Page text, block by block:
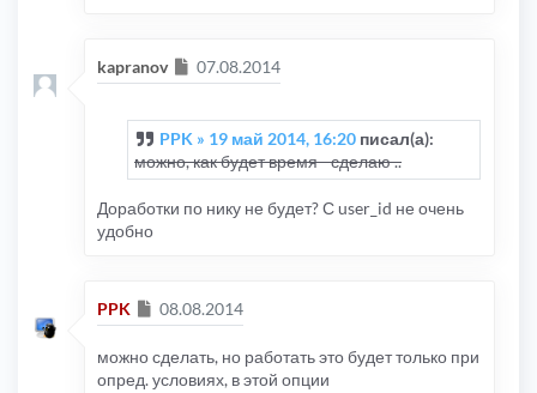
kapranov Сообщение
07.08.2014
PPK » 19 май 2014, 16:20писал(а):
можно, как будет время - сделаю ..
Доработки по нику не будет? С user_id не очень
удобно
PPK Сообщение
08.08.2014
можно сделать, но работать это будет только при
опред. условиях, в этой опции